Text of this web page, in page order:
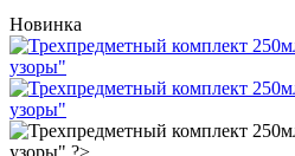
Новинка